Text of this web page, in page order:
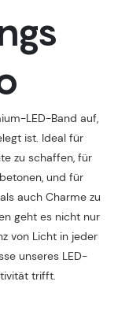
LED-Band auf,
ist. Ideal für
zu schaffen, für
und für
auch Charme zu
geht es nicht nur
von Licht in jeder
unseres LED-
trifft.